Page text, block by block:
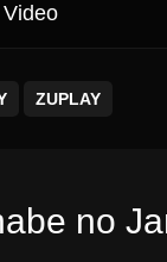
ZUPLAY
no